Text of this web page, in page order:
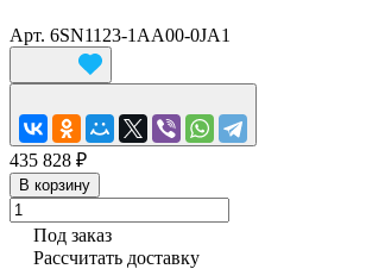
Арт. 6SN1123-1AA00-0JA1
435 828 ₽
В корзину
Под заказ
Рассчитать доставку